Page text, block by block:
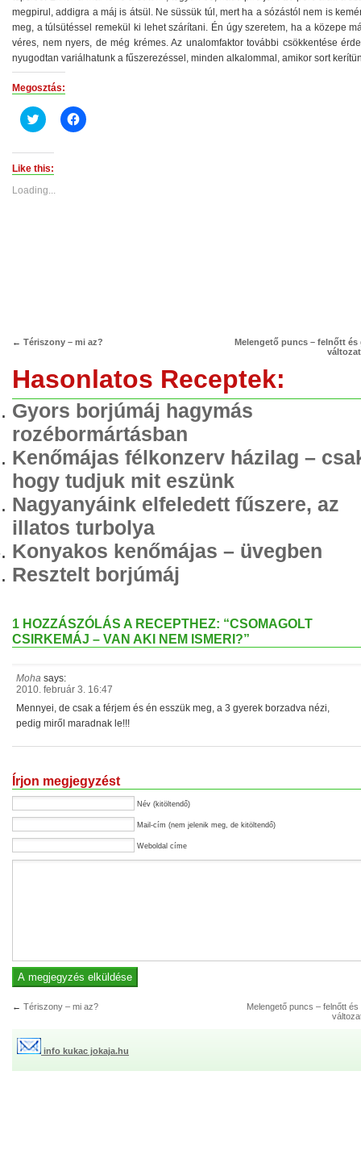
megpirul, addigra a máj is átsül. Ne süssük túl, mert ha a sózástól nem is
meg, a túlsütéssel remekül ki lehet szárítani. Én úgy szeretem, ha a közepe
véres, nem nyers, de még krémes. Az unalomfaktor további csökkentése
nyugodtan variálhatunk a fűszerezéssel, minden alkalommal, amikor sort
Megosztás:
Click
to
(Opens
in
new
Click
to
Like this:
Loading...
← Tériszony – mi az?
Melengető puncs – felnőtt és
Hasonlatos Receptek:
Gyors borjúmáj hagymás
rozébormártásban
Kenőmájas félkonzerv házilag –
hogy tudjuk mit eszünk
Nagyanyáink elfeledett fűszere, az
illatos turbolya
Konyakos kenőmájas – üvegben
Resztelt borjúmáj
1 HOZZÁSZÓLÁS A RECEPTHEZ: “CSOMAGOLT
CSIRKEMÁJ – VAN AKI NEM ISMERI?”
Moha says:
2010. február 3. 16:47
Mennyei, de csak a férjem és én esszük meg, a 3 gyerek borzadva nézi,
pedig miről maradnak le!!!
Írjon megjegyzést
Név (kitöltendő)
Mail-cím (nem jelenik meg, de kitöltendő)
Weboldal címe
← Tériszony – mi az?
Melengető puncs – felnőtt
info kukac jokaja.hu